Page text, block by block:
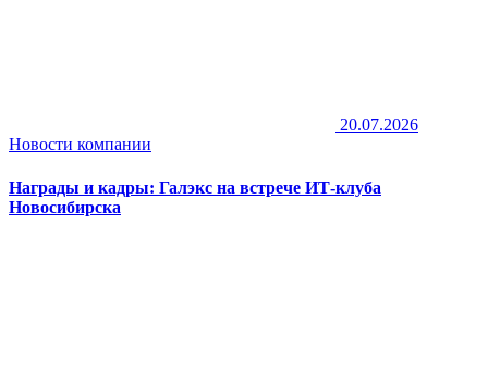
20.07.2026
Новости компании
Награды и кадры: Галэкс на встрече ИТ-клуба
Новосибирска